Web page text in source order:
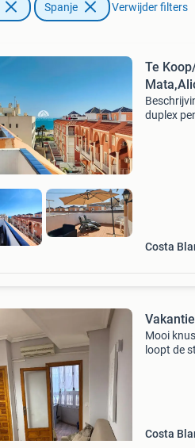
Spanje Verwijder filters
Te
duplex
Costa
Mooi
loopt de
Costa